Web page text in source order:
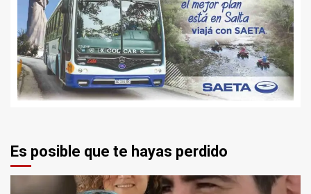
Es posible que te hayas perdido